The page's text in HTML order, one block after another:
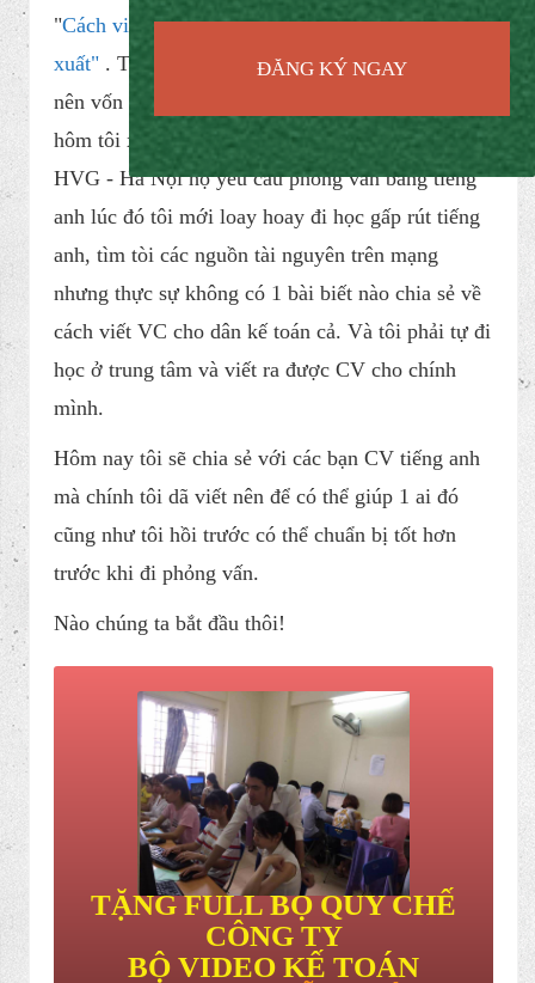
KIẾN THỨC KẾ TOÁN
By
Xin chào các bạn, Tôi Thái Sơn
đây.
Trong bải viết hôm nay t​ôi sẽ chia sẻ với các bạn
"Cách viêt CV tiếng anh dành cho dân kế toán sản
xuất". Thực tế tôi xuất phát từ dân xây dựng cho
nên vốn từ vựng tiếng anh của tôi rất ít. Đến 1
hôm tôi xin việc tại công ty Flamingo Group
HVG - Hà Nội họ yêu cầu phỏng vấn bằng tiếng
anh lúc đó tôi mới loay hoay đi học gấp rút tiếng
nhưng thực sự không có 1 bài biết nào chia sẻ về
cách viết VC cho dân kế toán cả. Và tôi phải tự đi
học ở trung tâm và viết ra được CV cho chính
Hôm nay tôi sẽ chia sẻ với các bạn CV tiếng anh
mà chính tôi dã viết nên để có thể giúp 1 ai đó
cũng như tôi hồi trước có thể chuẩn bị tốt hơn
trước khi đi phỏng vấn.
ĐĂNG KÝ NGAY